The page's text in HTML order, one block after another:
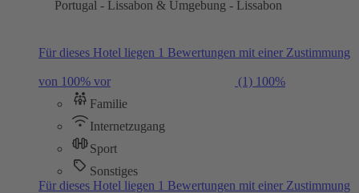
Portugal - Lissabon & Umgebung - Lissabon
Für dieses Hotel liegen 1 Bewertungen mit einer Zustimmung
von 100% vor (1) 100%
Familie
Internetzugang
Sport
Sonstiges
Für dieses Hotel liegen 1 Bewertungen mit einer Zustimmung